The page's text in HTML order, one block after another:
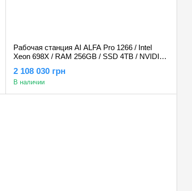
Рабочая станция AI ALFA Pro 1266 / Intel
Xeon 698X / RAM 256GB / SSD 4TB / NVIDIA
96GB
2 108 030 грн
В наличии